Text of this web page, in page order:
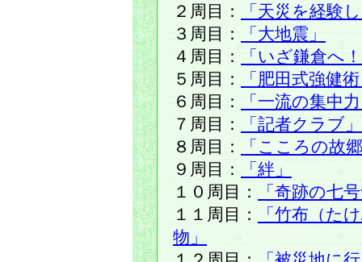
２周目：
「天災を経験
３周目：
「大地震」
４周目：
「いざ鎌倉へ
５周目：
「肥田式強健
６周目：
「一流の集中
７周目：
「記者クラブ」
８周目：
「こころの故
９周目：
「絆」
１０周目：
「奇跡の七
１１周目：
「竹布（た
物」